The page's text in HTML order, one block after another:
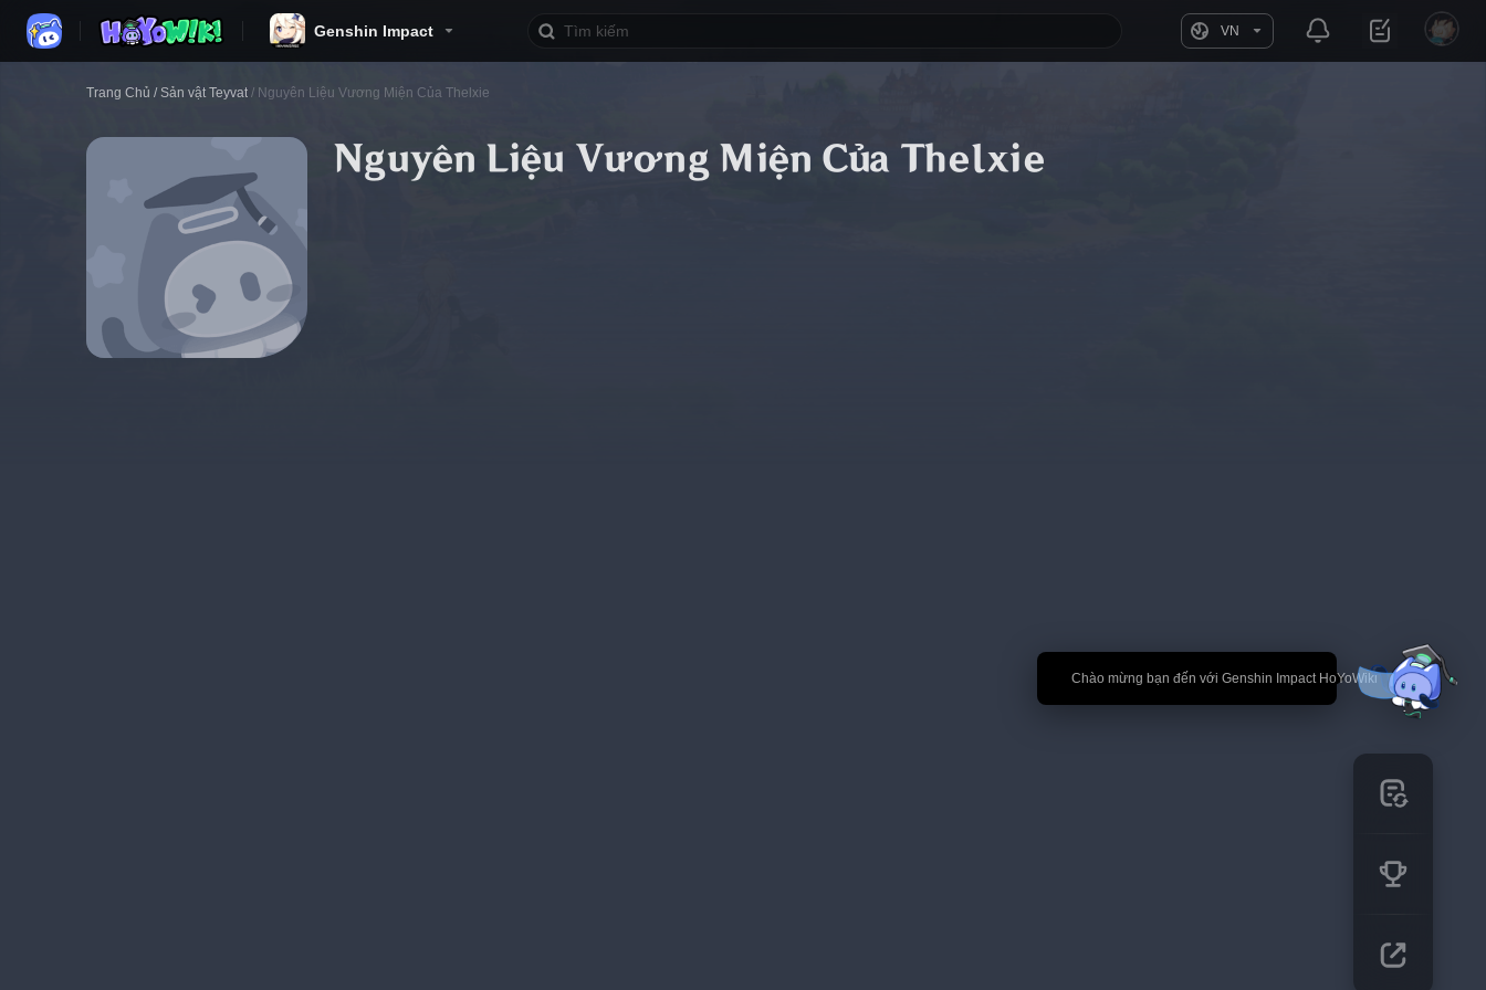
Genshin Impact VN
🎉 Chào mừng bạn đến với Genshin Impact HoYoWiki
Trang Chủ / Sản vật Teyvat / Nguyên Liệu Vương Miện Của Thelxie
Nguyên Liệu Vương Miện Của Thelxie